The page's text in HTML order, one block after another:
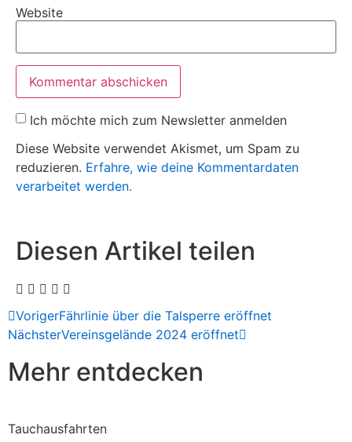
Website
Ich möchte mich zum Newsletter anmelden
Diese Website verwendet Akismet, um Spam zu
reduzieren. Erfahre, wie deine Kommentardaten
verarbeitet werden.
Diesen Artikel teilen
VorigerFährlinie über die Talsperre eröffnet
NächsterVereinsgelände 2024 eröffnet
Mehr entdecken
Tauchausfahrten